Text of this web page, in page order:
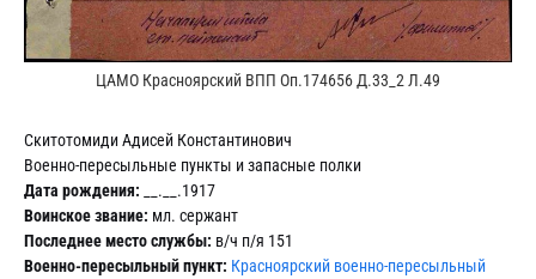
ЦАМО Красноярский ВПП Оп.174656 Д.33_2 Л.49
Скитотомиди Адисей Константинович
Военно-пересыльные пункты и запасные полки
Дата рождения: __.__.1917
Воинское звание: мл. сержант
Последнее место службы: в/ч п/я 151
Военно-пересыльный пункт: Красноярский военно-пересыльный